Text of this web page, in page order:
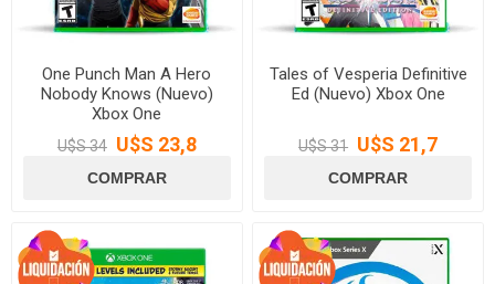
One Punch Man A Hero
Nobody Knows (Nuevo)
Xbox One
U$S 34 U$S 23,8
Tales of Vesperia Definitive
Ed (Nuevo) Xbox One
U$S 31 U$S 21,7